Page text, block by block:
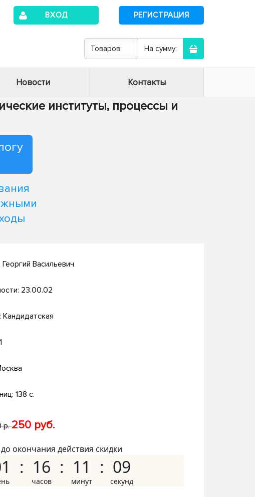
ВХОД РЕГИСТРАЦИЯ
Товаров: На сумму:
Новости Контакты
институты, процессы и
Васильевич
23.00.02
Кандидатская
138 с.
р.250 руб.
до окончания действия скидки
16 11 08